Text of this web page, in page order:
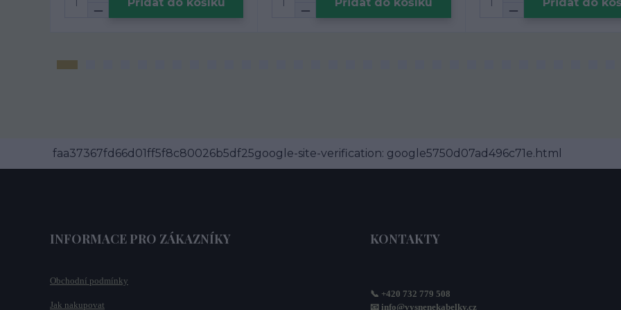
faa37367fd66d01ff5f8c80026b5df25google-site-verification: google5750d07ad496c71e.html
INFORMACE PRO ZÁKAZNÍKY
Obchodní podmínky
Jak nakupovat
KONTAKTY
📞 +420 732 779 508
📧 info@vysnenekabelky.cz